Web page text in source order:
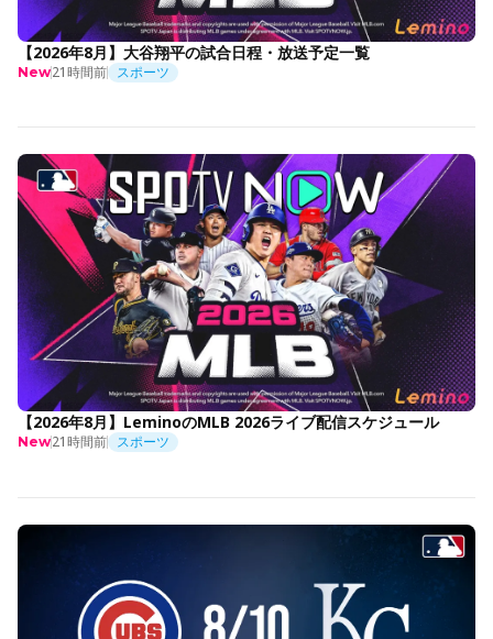
【2026年8月】大谷翔平の試合日程・放送予定一覧
New21時間前 スポーツ
【2026年8月】LeminoのMLB 2026ライブ配信スケジュール
New21時間前 スポーツ